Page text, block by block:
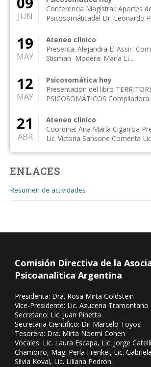
JUN
Conferencia Magistral: Aportes
Psicosomáticadel Dr. Leonardo Peskin
19
MAY
Ateneo clínico
Presenta: Alejandra El Assir Comenta: Alberto
Stisman Modera: María Li...
12
MAY
Psicosomática hoy
Presentación del libro
PSICOSOMÁTICOS Compiladora: Adriana Meluk
21
ABR
Ateneo clínico
Coordina: Ana María Cigarroa Presenta material:
Lic. Victoria Sansone
ENLACES
Resumen de actividades
Comisión Directiva de la
Psicoanalítica Argentina
Presidenta: Dra. Rosa Mirta Goldstein
Vice-Presidente: Lic. Azucena Tramontano
Secretario: Lic. Juan Pinetta
Secretaria Científico: Dr. Marcelo Toyos
Tesorera: Dra. Mirta Noemí Cohen
Vocales: Lic. Laura Escapa, Lic. Jorge
Chamorro, Mag. Perla Frenkel, Lic.
Silvia Koval, Lic. Liliana Pedrón